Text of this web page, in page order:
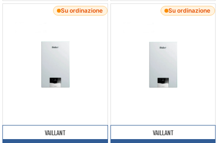
Su ordinazione
VAILLANT
Su ordinazione
VAILLANT